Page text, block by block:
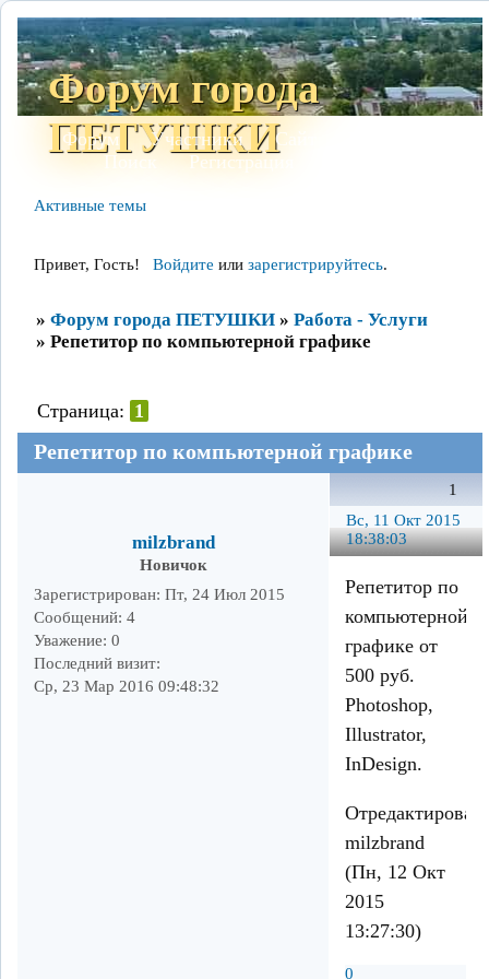
Форум города
ПЕТУШКИ
Форум Участники Сайт
Поиск
Регистрация
Активные темы
Привет, Гость! Войдите или зарегистрируйтесь.
» Форум города ПЕТУШКИ » Работа - Услуги
» Репетитор по компьютерной графике
Репетитор по компьютерной графике
Страница: 1
1
Вс, 11 Окт 2015
18:38:03
milzbrand
Новичок
Зарегистрирован: Пт, 24 Июл 2015
Сообщений: 4
Уважение: 0
Последний визит:
Ср, 23 Мар 2016 09:48:32
Репетитор по
компьютерной
графике от
500 руб.
Photoshop,
Illustrator,
InDesign.
milzbrand
(Пн, 12 Окт
2015
13:27:30)
0